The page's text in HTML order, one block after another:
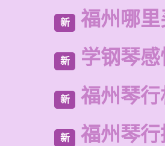
新 福州哪
新 学钢琴
新 福州琴
新 福州琴